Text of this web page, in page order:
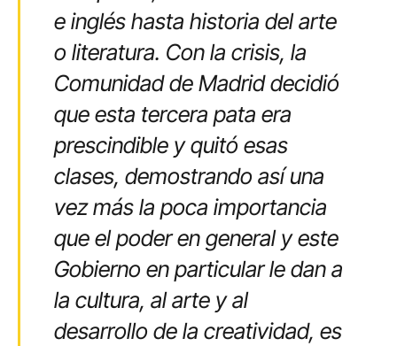
e inglés hasta historia del arte
o literatura. Con la crisis, la
Comunidad de Madrid decidió
que esta tercera pata era
prescindible y quitó esas
clases, demostrando así una
vez más la poca importancia
que el poder en general y este
Gobierno en particular le dan a
la cultura, al arte y al
desarrollo de la creatividad, es